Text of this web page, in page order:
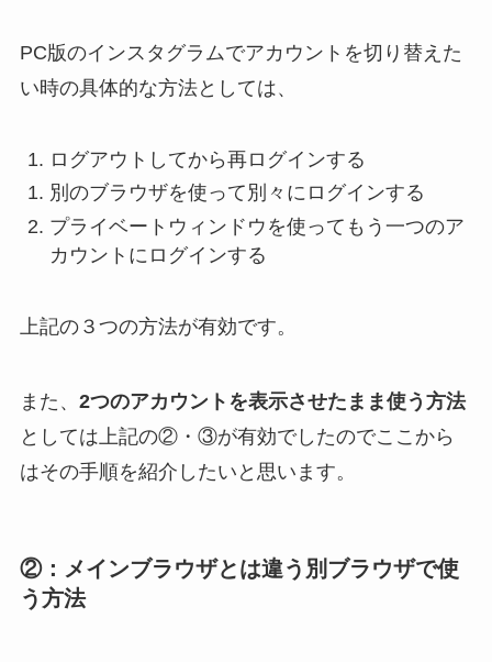
PC版のインスタグラムでアカウントを切り替えた
い時の具体的な方法としては、
ログアウトしてから再ログインする
別のブラウザを使って別々にログインする
プライベートウィンドウを使ってもう一つのア
カウントにログインする
上記の３つの方法が有効です。
また、 2つのアカウントを表示させたまま使う方法
としては 上記の②・③が有効でしたのでここから
はその手順を紹介 したいと思います。
②：メインブラウザとは違う別ブラウザで使
う方法